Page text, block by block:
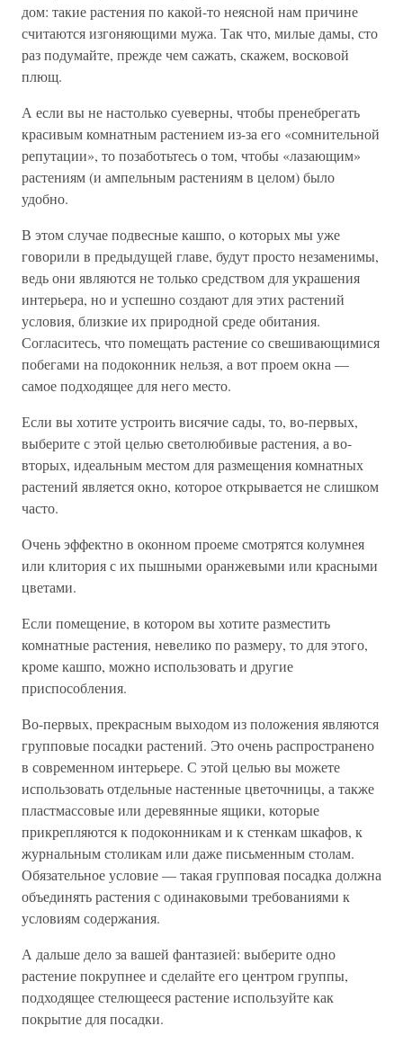
дом: такие растения по какой-то неясной нам причине
считаются изгоняющими мужа. Так что, милые дамы, сто
раз подумайте, прежде чем сажать, скажем, восковой
плющ.
А если вы не настолько суеверны, чтобы пренебрегать
красивым комнатным растением из-за его «сомнительной
репутации», то позаботьтесь о том, чтобы «лазающим»
растениям (и ампельным растениям в целом) было
удобно.
В этом случае подвесные кашпо, о которых мы уже
говорили в предыдущей главе, будут просто незаменимы,
ведь они являются не только средством для украшения
интерьера, но и успешно создают для этих растений
условия, близкие их природной среде обитания.
Согласитесь, что помещать растение со свешивающимися
побегами на подоконник нельзя, а вот проем окна —
самое подходящее для него место.
Если вы хотите устроить висячие сады, то, во-первых,
выберите с этой целью светолюбивые растения, а во-
вторых, идеальным местом для размещения комнатных
растений является окно, которое открывается не слишком
часто.
Очень эффектно в оконном проеме смотрятся колумнея
или клитория с их пышными оранжевыми или красными
цветами.
Если помещение, в котором вы хотите разместить
комнатные растения, невелико по размеру, то для этого,
кроме кашпо, можно использовать и другие
приспособления.
Во-первых, прекрасным выходом из положения являются
групповые посадки растений. Это очень распространено
в современном интерьере. С этой целью вы можете
использовать отдельные настенные цветочницы, а также
пластмассовые или деревянные ящики, которые
прикрепляются к подоконникам и к стенкам шкафов, к
журнальным столикам или даже письменным столам.
Обязательное условие — такая групповая посадка должна
объединять растения с одинаковыми требованиями к
условиям содержания.
А дальше дело за вашей фантазией: выберите одно
растение покрупнее и сделайте его центром группы,
подходящее стелющееся растение используйте как
покрытие для посадки.